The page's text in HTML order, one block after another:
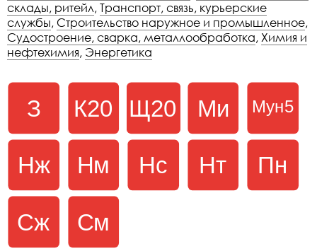
склады, ритейл, Транспорт, связь, курьерские
службы, Строительство наружное и промышленное,
Судостроение, сварка, металлообработка, Химия и
нефтехимия, Энергетика